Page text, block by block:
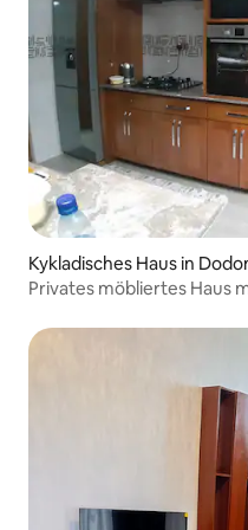
Kykladisches Haus in
Privates möbliertes Haus